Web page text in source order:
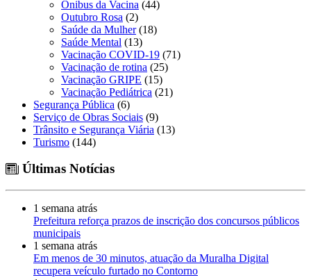
Ônibus da Vacina (44)
Outubro Rosa (2)
Saúde da Mulher(18)
Saúde Mental (13)
Vacinação COVID-19 (71)
Vacinação de rotina (25)
Vacinação GRIPE (15)
Vacinação Pediátrica (21)
Segurança Pública (6)
Serviço de Obras Sociais (9)
Trânsito e Segurança Viária (13)
Turismo (144)
Últimas Notícias
1 semana atrás
Prefeitura reforça prazos de inscrição dos concursos públicos
municipais
1 semana atrás
Em menos de 30 minutos, atuação da Muralha Digital
recupera veículo furtado no Contorno